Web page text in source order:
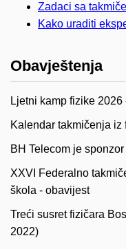
Zadaci sa
Kako uraditi
Obavještenja
Ljetni kamp fizike 2026
Kalendar takmičenja
BH Telecom je
XXVI Federalno
škola - obavijest
Treći susret fizičara
2022)